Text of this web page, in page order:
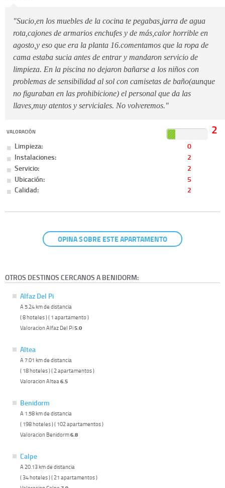
"Sucio,en los muebles de la cocina te pegabas,jarra de agua
rota,cajones de armarios enchufes y de más,calor horrible en
agosto,y eso que era la planta 16.comentamos que la ropa de
cama estaba sucia antes de entrar y mandaron servicio de
limpieza. En la piscina no dejaron bañarse a los niños con
problemas de sensibilidad al sol con camisetas de baño(aunque
no figuraban en las prohibicione) el personal que da las
llaves,muy atentos y serviciales. No volveremos."
VALORACIÓN 2
Limpieza:
0
Instalaciones:
2
Servicio:
2
Ubicación:
5
Calidad:
2
OPINA SOBRE ESTE APARTAMENTO
OTROS DESTINOS CERCANOS A BENIDORM:
Alfaz Del Pi
A 5.24 km de distancia
( 8 hoteles ) ( 1 apartamento )
Valoracion Alfaz Del Pi5.0
Altea
A 7.01 km de distancia
( 18 hoteles ) ( 2 apartamentos )
Valoracion Altea 6.5
Benidorm
A 1.58 km de distancia
( 198 hoteles ) ( 102 apartamentos )
Valoracion Benidorm6.8
Calpe
A 20.13 km de distancia
( 34 hoteles ) ( 21 apartamentos )